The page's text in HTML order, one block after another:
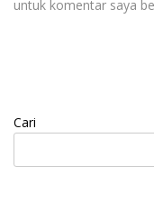
untuk komentar saya
Cari